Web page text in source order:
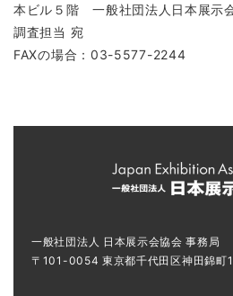
本ビル５階 一般社団法人日本展示
調査担当 宛
FAXの場合： 03-5577-2244
一般社団法人 日本展示会協会 事務局
〒101-0054 東京都千代田区神田錦町